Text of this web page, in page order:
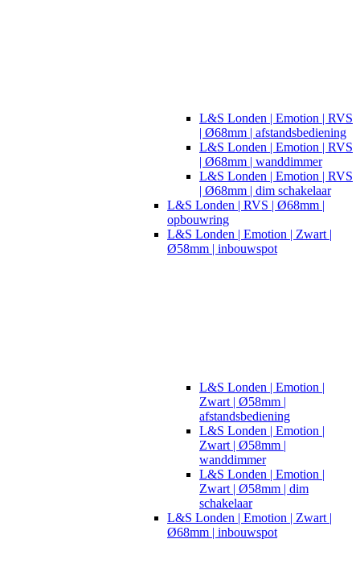
L&S Londen | Emotion | RVS
| Ø68mm | afstandsbediening
L&S Londen | Emotion | RVS
| Ø68mm | wanddimmer
L&S Londen | Emotion | RVS
| Ø68mm | dim schakelaar
L&S Londen | RVS | Ø68mm |
opbouwring
L&S Londen | Emotion | Zwart |
Ø58mm | inbouwspot
L&S Londen | Emotion |
Zwart | Ø58mm |
afstandsbediening
L&S Londen | Emotion |
Zwart | Ø58mm |
wanddimmer
L&S Londen | Emotion |
Zwart | Ø58mm | dim
schakelaar
L&S Londen | Emotion | Zwart |
Ø68mm | inbouwspot